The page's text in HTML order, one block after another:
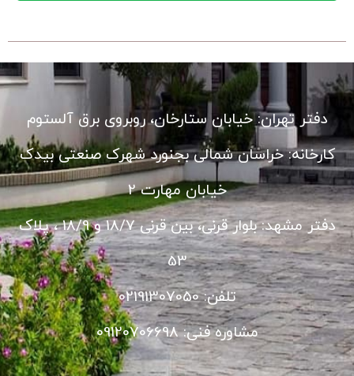
دفتر تهران: خیابان ستارخان، روبروی برق آلستوم
کارخانه: خراسان شمالی بجنورد شهرک صنعتی بیدک
خیابان مهارت 2
دفتر مشهد: بلوار قرنی، بین قرنی 18/7 و 18/9 ، پلاک
53
تلفن: 02191307050
مشاوره فنی: 09120706698